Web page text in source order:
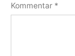
Kommentar *